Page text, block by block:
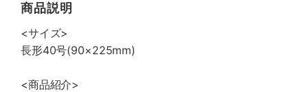
商品説明
<サイズ>
長形40号(90×225mm)
<商品紹介>